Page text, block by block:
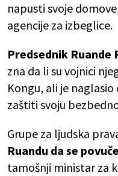
napusti svoje
agencije za izbeglice.
Predsednik Ruande
zna da li su vojnici
Kongu, ali je naglasio
zaštiti svoju
Grupe za ljudska
Ruandu da se
tamošnji ministar za